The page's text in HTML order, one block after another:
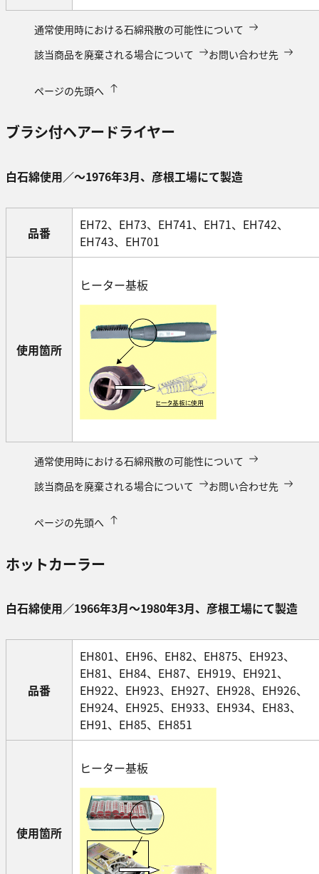
通常使用時における石綿飛散の可能性について
該当商品を廃棄される場合について
お問い合わせ先
ページの先頭へ
ブラシ付ヘアードライヤー
白石綿使用／～1976年3月、彦根工場にて製造
品番
EH72、EH73、EH741、EH71、EH742、
EH743、EH701
使用箇所
ヒーター基板
通常使用時における石綿飛散の可能性について
該当商品を廃棄される場合について
お問い合わせ先
ページの先頭へ
ホットカーラー
白石綿使用／1966年3月～1980年3月、彦根工場にて製造
品番
EH801、EH96、EH82、EH875、EH923、
EH81、EH84、EH87、EH919、EH921、
EH922、EH923、EH927、EH928、EH926、
EH924、EH925、EH933、EH934、EH83、
EH91、EH85、EH851
使用箇所
ヒーター基板